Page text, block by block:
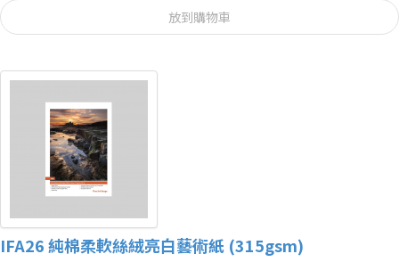
放到購物車
IFA26 純棉柔軟絲絨亮白藝術紙 (315gsm)